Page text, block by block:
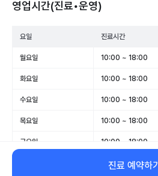
영업시간(진료•운영)
요일 진료시간
월요일 10:00 ~ 18:00
화요일 10:00 ~ 18:00
수요일 10:00 ~ 18:00
목요일 10:00 ~ 18:00
금요일 10:00 ~ 18:00
휴무진료 예약하기